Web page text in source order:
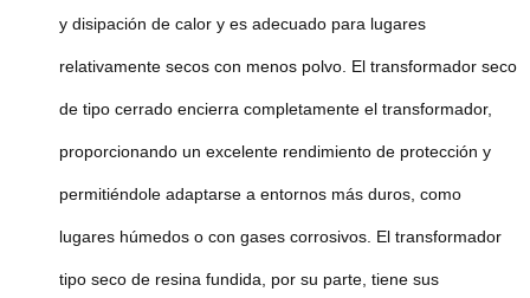
y disipación de calor y es adecuado para lugares
relativamente secos con menos polvo. El transformador seco
de tipo cerrado encierra completamente el transformador,
proporcionando un excelente rendimiento de protección y
permitiéndole adaptarse a entornos más duros, como
lugares húmedos o con gases corrosivos. El transformador
tipo seco de resina fundida, por su parte, tiene sus